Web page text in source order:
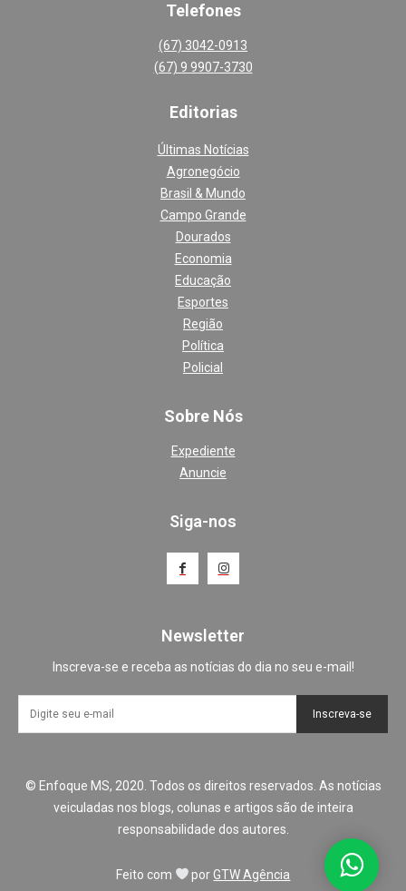
Telefones
(67) 3042-0913
(67) 9 9907-3730
Editorias
Últimas Notícias
Agronegócio
Brasil & Mundo
Campo Grande
Dourados
Economia
Educação
Esportes
Região
Política
Policial
Sobre Nós
Expediente
Anuncie
Siga-nos
Newsletter
Inscreva-se e receba as notícias do dia no seu e-mail!
Inscreva-se
© Enfoque MS, 2020. Todos os direitos reservados. As notícias
veiculadas nos blogs, colunas e artigos são de inteira
responsabilidade dos autores.
Feito com porGTW Agência